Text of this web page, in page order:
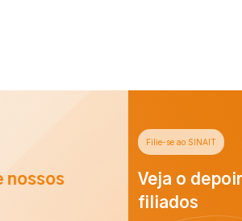
de um de nossos